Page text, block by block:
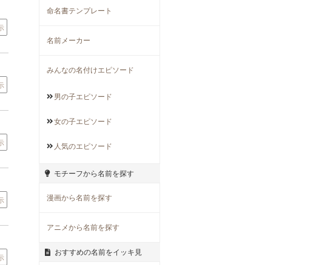
命名書テンプレート
名前メーカー
みんなの名付けエピソード
男の子エピソード
女の子エピソード
人気のエピソード
モチーフから名前を探す
漫画から名前を探す
アニメから名前を探す
おすすめの名前をイッキ見